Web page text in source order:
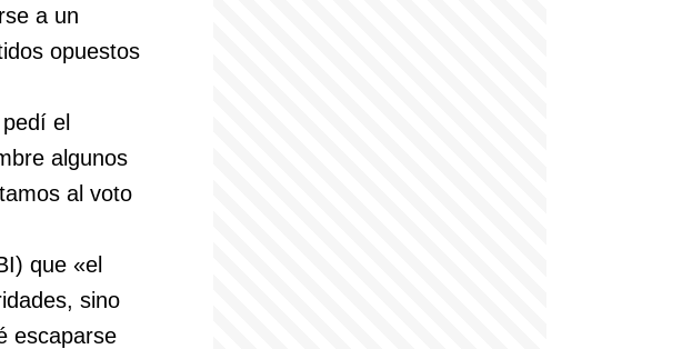
a un
opuestos
el
algunos
al voto
que «el
sino
escaparse